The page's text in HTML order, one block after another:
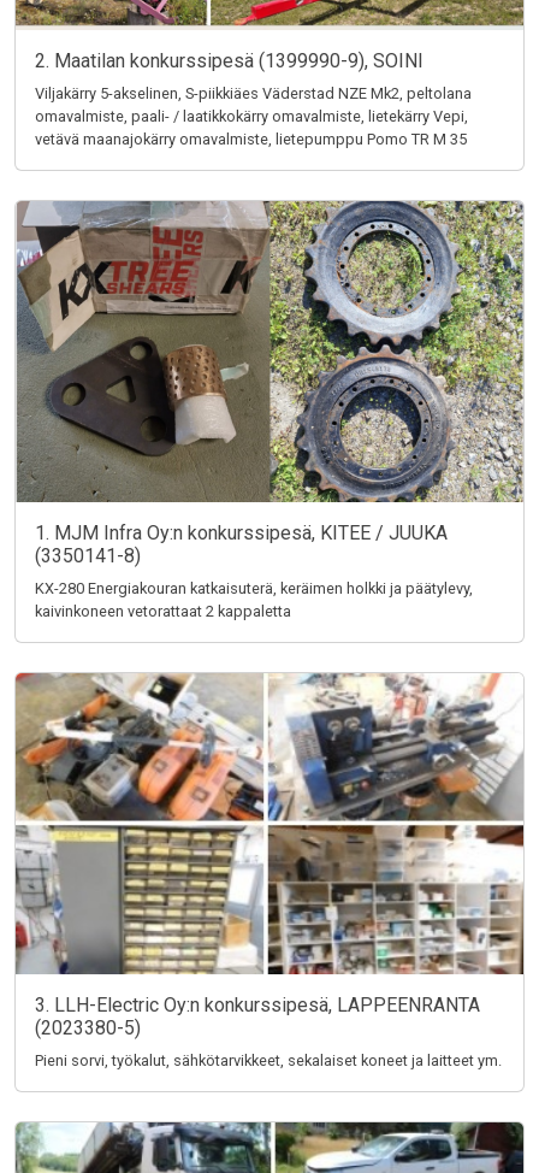
2. Maatilan konkurssipesä (1399990-9), SOINI
Viljakärry 5-akselinen, S-piikkiäes Väderstad NZE Mk2, peltolana
omavalmiste, paali- / laatikkokärry omavalmiste, lietekärry Vepi,
vetävä maanajokärry omavalmiste, lietepumppu Pomo TR M 35
1. MJM Infra Oy:n konkurssipesä, KITEE / JUUKA
(3350141-8)
KX-280 Energiakouran katkaisuterä, keräimen holkki ja päätylevy,
kaivinkoneen vetorattaat 2 kappaletta
3. LLH-Electric Oy:n konkurssipesä, LAPPEENRANTA
(2023380-5)
Pieni sorvi, työkalut, sähkötarvikkeet, sekalaiset koneet ja laitteet ym.